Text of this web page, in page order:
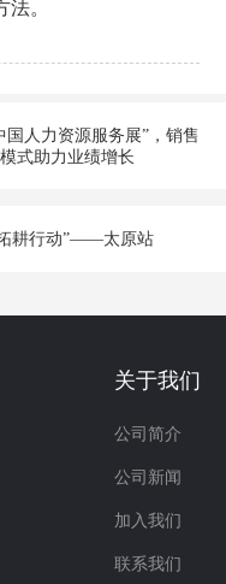
。
国人力资源服务展”，销售
式助力业绩增长
耕行动”——太原站
关于我们
公司简介
公司新闻
加入我们
联系我们